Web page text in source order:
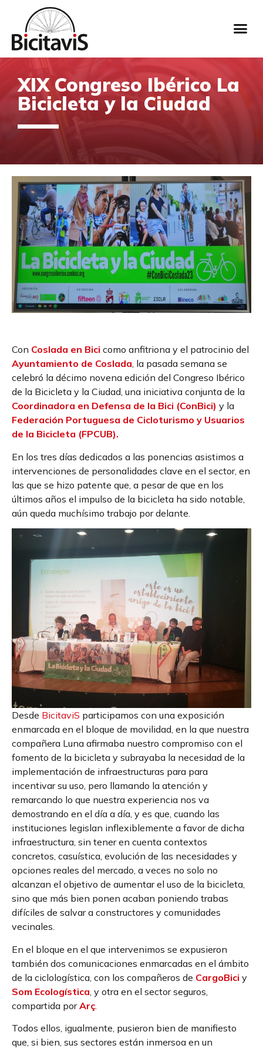
XIX Congreso Ibérico La
Bicicleta y la Ciudad
Con Coslada en Bici como anfitriona y el patrocinio del
Ayuntamiento de Coslada, la pasada semana se
celebró la décimo novena edición del Congreso Ibérico
de la Bicicleta y la Ciudad, una iniciativa conjunta de la
Coordinadora en Defensa de la Bici (ConBici) y la
Federación Portuguesa de Cicloturismo y Usuarios
de la Bicicleta (FPCUB).
En los tres días dedicados a las ponencias asistimos a
intervenciones de personalidades clave en el sector, en
las que se hizo patente que, a pesar de que en los
últimos años el impulso de la bicicleta ha sido notable,
aún queda muchísimo trabajo por delante.
Desde BicitaviS participamos con una exposición
enmarcada en el bloque de movilidad, en la que nuestra
compañera Luna afirmaba nuestro compromiso con el
fomento de la bicicleta y subrayaba la necesidad de la
implementación de infraestructuras para para
incentivar su uso, pero llamando la atención y
remarcando lo que nuestra experiencia nos va
demostrando en el día a día, y es que, cuando las
instituciones legislan inflexiblemente a favor de dicha
infraestructura, sin tener en cuenta contextos
concretos, casuística, evolución de las necesidades y
opciones reales del mercado, a veces no solo no
alcanzan el objetivo de aumentar el uso de la bicicleta,
sino que más bien ponen acaban poniendo trabas
difíciles de salvar a constructores y comunidades
vecinales.
En el bloque en el que intervenimos se expusieron
también dos comunicaciones enmarcadas en el ámbito
de la ciclologística, con los compañeros de CargoBici y
Som Ecologística , y otra en el sector seguros,
compartida porArç
Todos ellos, igualmente, pusieron bien de manifiesto
que, si bien, sus sectores están inmersoa en un